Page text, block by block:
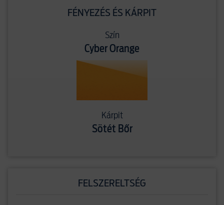
FÉNYEZÉS ÉS KÁRPIT
Szín
Cyber Orange
Kárpit
Sötét Bőr
FELSZERELTSÉG